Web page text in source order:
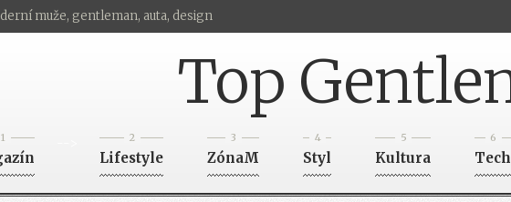
muže, gentleman, auta, design
Top
1 2
Lifestyle
3
ZónaM
4
Styl
5
Kultura
6
Tech